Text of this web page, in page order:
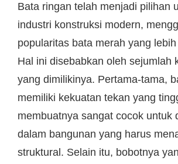
Bata ringan telah menjadi pilihan
industri konstruksi modern,
popularitas bata merah yang
Hal ini disebabkan oleh sejumlah
yang dimilikinya. Pertama-tama,
memiliki kekuatan tekan yang
membuatnya sangat cocok untuk
dalam bangunan yang harus
struktural. Selain itu, bobotnya